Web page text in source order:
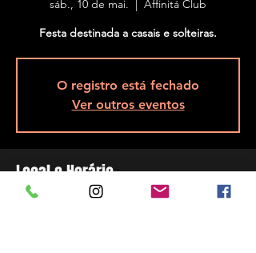
sáb., 10 de mai.
  |
Affinitá Club
Festa destinada a casais e solteiras.
O registro está fechado
Ver outros eventos
Local e Horário
10 de mai. de 2025, 23:00 – 11 de mai. de